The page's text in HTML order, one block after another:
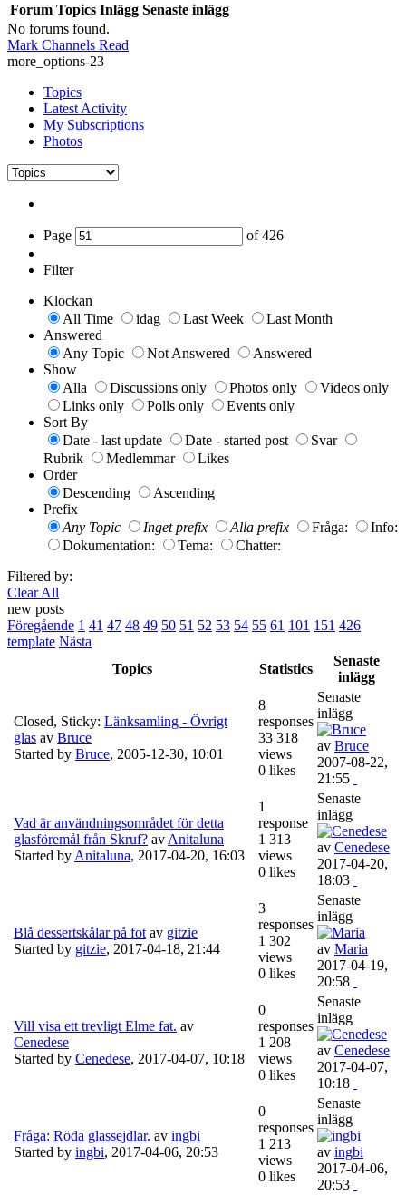
Forum Topics Inlägg Senaste inlägg
No forums found.
Mark Channels Read
more_options-23
Topics
Latest Activity
My Subscriptions
Photos
Page of426
Filter
Klockan
All Time
idag Last Week
Last Month
Answered
Any Topic
Not Answered
Answered
Show
Alla
Discussions only Photos only
Videos only
Links only
Polls only
Events only
Sort By
Date - last update
Date - started post
Svar
Rubrik
Medlemmar
Likes
Order
Descending
Ascending
Prefix
Any Topic
Inget prefix Alla prefix Fråga:
Info:
Dokumentation:
Tema:
Chatter:
Filtered by:
Clear All
new posts
Föregående 1 41 47 48 49 50 51 52 53 54 55 61 101 151 426
template Nästa
Topics
Statistics
Senaste
inlägg
Closed, Sticky: Länksamling - Övrigt
glas av Bruce
Started by Bruce, 2005-12-30, 10:01
8
responses
33 318
views
0 likes
Senaste
inlägg
av Bruce
2007-08-22,
21:55
Vad är användningsområdet för detta
glasföremål från Skruf? av Anitaluna
Started by Anitaluna, 2017-04-20, 16:03
1
response
1 313
views
0 likes
Senaste
inlägg
av Cenedese
2017-04-20,
18:03
Blå dessertskålar på fot av gitzie
Started by gitzie, 2017-04-18, 21:44
3
responses
1 302
views
0 likes
Senaste
inlägg
av Maria
2017-04-19,
20:58
Vill visa ett trevligt Elme fat. av
Cenedese
Started by Cenedese, 2017-04-07, 10:18
0
responses
1 208
views
0 likes
Senaste
inlägg
av Cenedese
2017-04-07,
10:18
Fråga: Röda glassejdlar. av ingbi
Started by ingbi, 2017-04-06, 20:53
0
responses
1 213
views
0 likes
Senaste
inlägg
av ingbi
2017-04-06,
20:53